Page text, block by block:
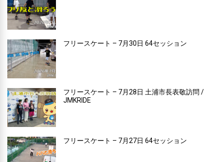
フリースケート – 7月30日 64セッション
フリースケート – 7月28日 土浦市長表敬訪問 /
JMKRIDE
フリースケート – 7月27日 64セッション